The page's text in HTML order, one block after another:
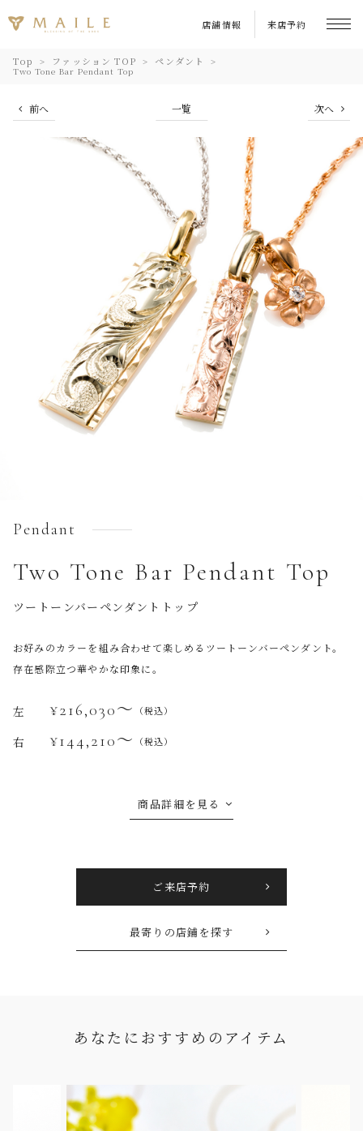
店舗情報 来店予約
Top ファッション TOP ペンダント
Two Tone Bar Pendant Top
前へ 一覧 次へ
Pendant
Two Tone Bar Pendant Top
ツートーンバーペンダントトップ
お好みのカラーを組み合わせて楽しめるツートーンバーペンダント。
存在感際立つ華やかな印象に。
左 ¥216,030〜 （税込）
右 ¥144,210〜 （税込）
商品詳細を見る
ご来店予約
最寄りの店鋪を探す
あなたにおすすめのアイテム